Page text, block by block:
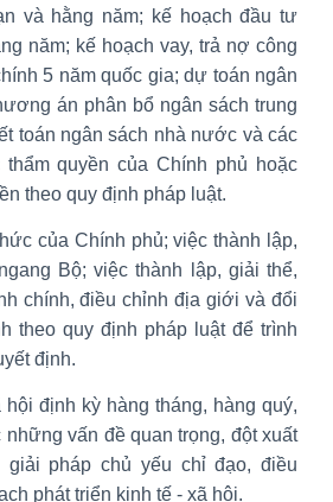
và hằng năm; kế hoạch đầu tư
năm; kế hoạch vay, trả nợ công
5 năm quốc gia; dự toán ngân
án phân bổ ngân sách trung
toán ngân sách nhà nước và các
quyền của Chính phủ hoặc
theo quy định pháp luật.
của Chính phủ; việc thành lập,
Bộ; việc thành lập, giải thể,
chính, điều chỉnh địa giới và đổi
theo quy định pháp luật để trình
định.
định kỳ hàng tháng, hàng quý,
những vấn đề quan trọng, đột xuất
giải pháp chủ yếu chỉ đạo, điều
phát triển kinh tế - xã hội.